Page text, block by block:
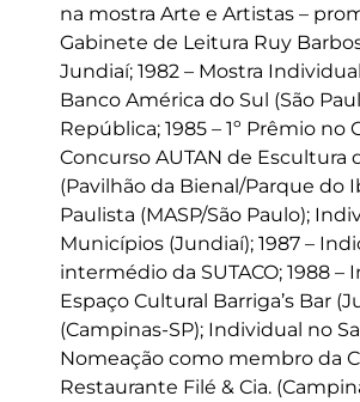
na mostra Arte e Artistas –
Gabinete de Leitura Ruy
Jundiaí; 1982 – Mostra
Banco América do Sul (São
República; 1985 – 1º Prêmio
Concurso AUTAN de Escultura
(Pavilhão da Bienal/Parque do
Paulista (MASP/São Paulo);
Municípios (Jundiaí); 1987 –
intermédio da SUTACO; 1988
Espaço Cultural Barriga’s Bar
(Campinas-SP); Individual no
Nomeação como membro da
Restaurante Filé & Cia.